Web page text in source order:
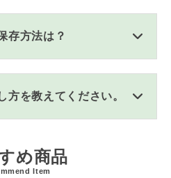
存方法は？
方を教えてください。
め商品
Item